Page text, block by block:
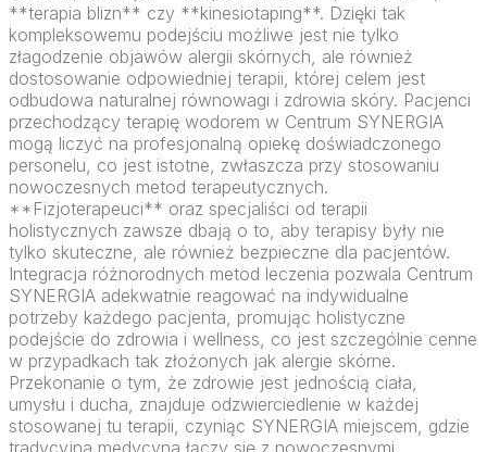
**terapia blizn** czy **kinesiotaping**. Dzięki tak
kompleksowemu podejściu możliwe jest nie tylko
złagodzenie objawów alergii skórnych, ale również
dostosowanie odpowiedniej terapii, której celem jest
odbudowa naturalnej równowagi i zdrowia skóry. Pacjenci
przechodzący terapię wodorem w Centrum SYNERGIA
mogą liczyć na profesjonalną opiekę doświadczonego
personelu, co jest istotne, zwłaszcza przy stosowaniu
nowoczesnych metod terapeutycznych.
**Fizjoterapeuci** oraz specjaliści od terapii
holistycznych zawsze dbają o to, aby terapisy były nie
tylko skuteczne, ale również bezpieczne dla pacjentów.
Integracja różnorodnych metod leczenia pozwala Centrum
SYNERGIA adekwatnie reagować na indywidualne
potrzeby każdego pacjenta, promując holistyczne
podejście do zdrowia i wellness, co jest szczególnie cenne
w przypadkach tak złożonych jak alergie skórne.
Przekonanie o tym, że zdrowie jest jednością ciała,
umysłu i ducha, znajduje odzwierciedlenie w każdej
stosowanej tu terapii, czyniąc SYNERGIA miejscem, gdzie